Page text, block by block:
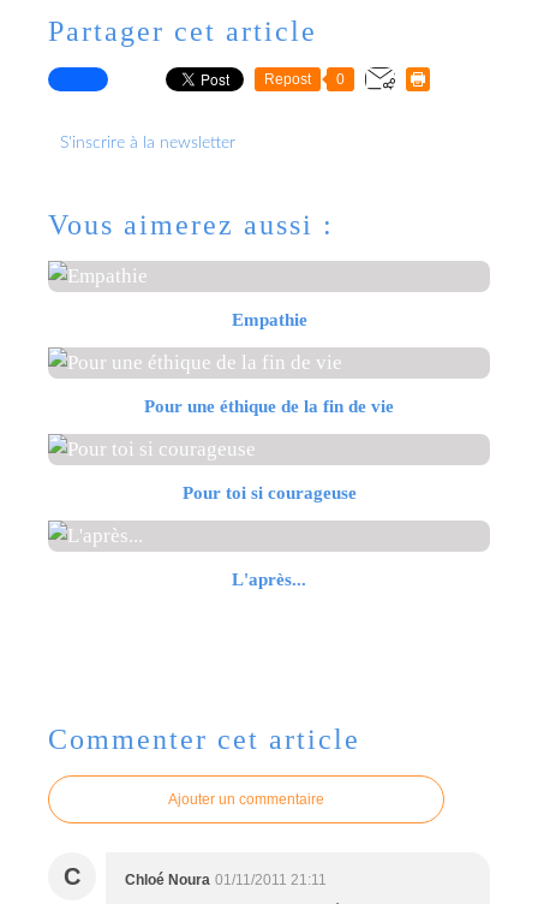
Partager cet article
Repost 0
S'inscrire à la newsletter
Vous aimerez aussi :
Empathie
Pour une éthique de la fin de vie
Pour toi si courageuse
L'après...
Commenter cet article
Ajouter un commentaire
C Chloé Noura 01/11/2011 21:11